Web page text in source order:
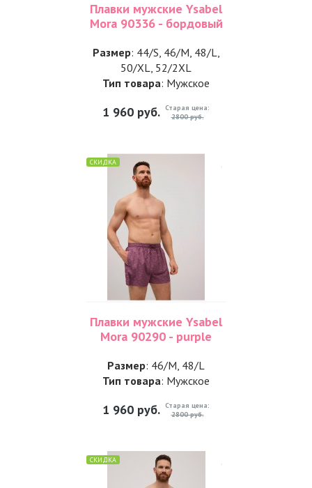
Плавки мужские Ysabel
Mora 90336 - бордовый
Размер: 44/S, 46/M, 48/L,
50/XL, 52/2XL
Тип товара: Мужское
1 960 руб. Старая цена:
2800 руб.
СКИДКА
Плавки мужские Ysabel
Mora 90290 - purple
Размер: 46/M, 48/L
Тип товара: Мужское
1 960 руб. Старая цена:
2800 руб.
СКИДКА